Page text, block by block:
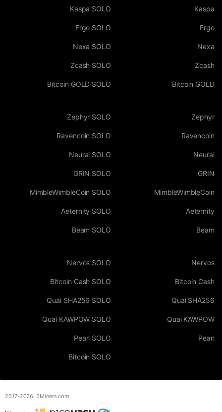
Kaspa
Ergo
Nexa
Zcash
Bitcoin GOLD
Kaspa SOLO
Ergo SOLO
Nexa SOLO
Zcash SOLO
Bitcoin GOLD SOLO
Zephyr
Ravencoin
Neurai
GRIN
MimbleWimbleCoin
Aeternity
Beam
Zephyr SOLO
Ravencoin SOLO
Neurai SOLO
GRIN SOLO
MimbleWimbleCoin SOLO
Aeternity SOLO
Beam SOLO
Nervos
Bitcoin Cash
Quai SHA256
Quai KAWPOW
Pearl
Nervos SOLO
Bitcoin Cash SOLO
Quai SHA256 SOLO
Quai KAWPOW SOLO
Pearl SOLO
Bitcoin SOLO
2017-2026, 2Miners.com